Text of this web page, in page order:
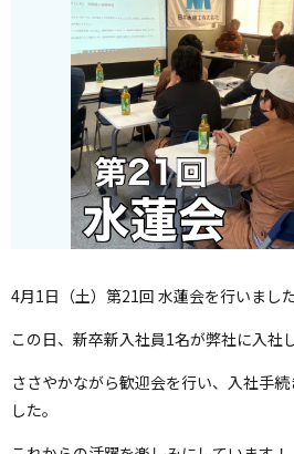
4月1日（土）第21回 水蓮会を行いました
この日、新卒新入社員1名が弊社に入社
ささやかながら歓迎会を行い、入社手
した。